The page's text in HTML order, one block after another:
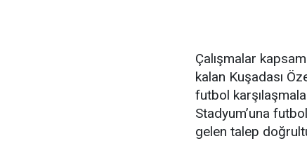
Çalışmalar
kalan Kuşadası
futbol
Stadyum’una
gelen talep